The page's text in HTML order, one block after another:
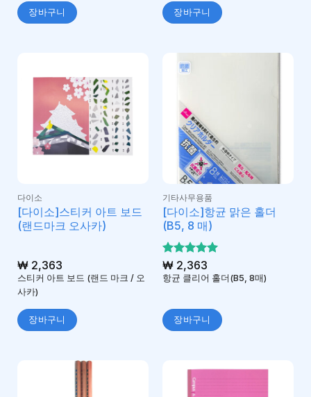
장바구니 장바구니
다이소
[다이소]스티커 아트 보드
(랜드마크 오사카)
₩2,363
스티커 아트 보드 (랜드 마크 / 오
사카)
장바구니
기타사무용품
[다이소]항균 맑은 홀더
(B5, 8 매)
5 중에서
5로 평가
₩2,363
항균 클리어 홀더(B5, 8매)
장바구니